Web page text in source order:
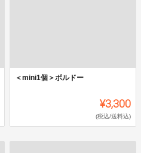
＜mini1個＞ボルドー
¥3,300
(税込/送料込)